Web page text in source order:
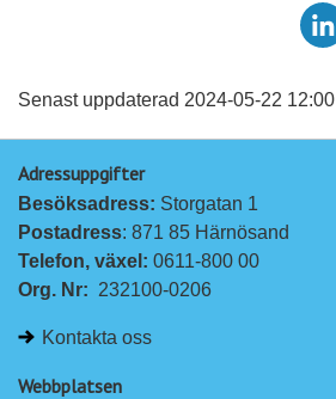
Senast uppdaterad 2024-05-22 12:00
Adressuppgifter
Besöksadress: Storgatan 1
Postadress: 871 85 Härnösand
Telefon, växel: 0611-800 00
Org. Nr: 232100-0206
Kontakta oss
Webbplatsen